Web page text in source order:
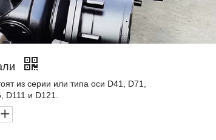
из серии или типа оси D41, D71,
и D121.